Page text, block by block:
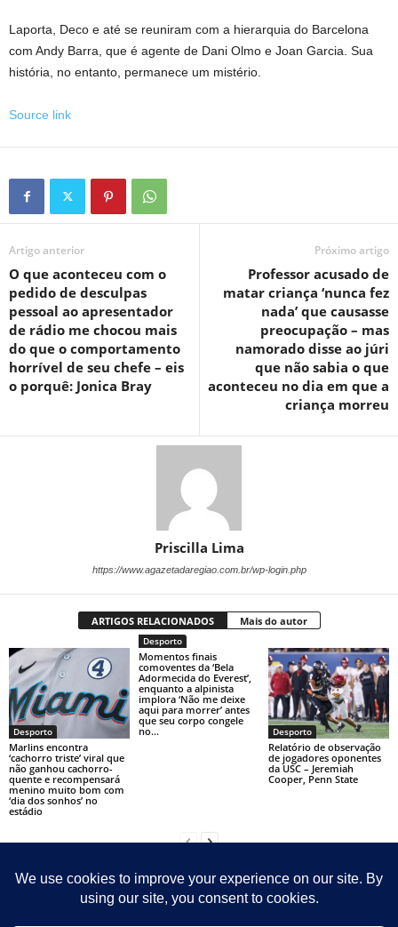
Laporta, Deco e até se reuniram com a hierarquia do Barcelona
com Andy Barra, que é agente de Dani Olmo e Joan Garcia. Sua
história, no entanto, permanece um mistério.
Source link
Artigo anterior
O que aconteceu com o
pedido de desculpas
pessoal ao apresentador
de rádio me chocou mais
do que o comportamento
horrível de seu chefe – eis
o porquê: Jonica Bray
Próximo artigo
Professor acusado de
matar criança ‘nunca fez
nada’ que causasse
preocupação – mas
namorado disse ao júri
que não sabia o que
aconteceu no dia em que a
criança morreu
Priscilla Lima
https://www.agazetadaregiao.com.br/wp-login.php
ARTIGOS RELACIONADOS Mais do autor
Desporto
Marlins encontra
‘cachorro triste’ viral que
não ganhou cachorro-
quente e recompensará
menino muito bom com
‘dia dos sonhos’ no
estádio
Desporto
Momentos finais
comoventes da ‘Bela
Adormecida do Everest’,
enquanto a alpinista
implora ‘Não me deixe
aqui para morrer’ antes
que seu corpo congele
no...
Desporto
Relatório de observação
de jogadores oponentes
da USC – Jeremiah
Cooper, Penn State